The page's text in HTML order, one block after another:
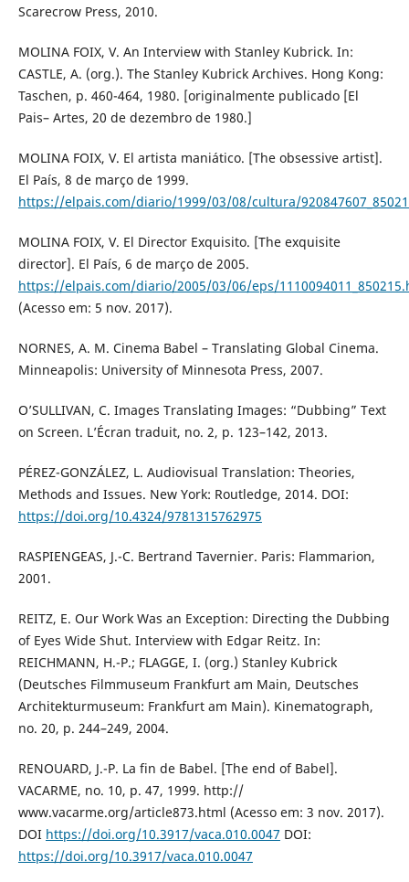
Scarecrow Press, 2010.
MOLINA FOIX, V. An Interview with Stanley Kubrick. In:
CASTLE, A. (org.). The Stanley Kubrick Archives. Hong Kong:
Taschen, p. 460-464, 1980. [originalmente publicado [El
Pais– Artes, 20 de dezembro de 1980.]
MOLINA FOIX, V. El artista maniático. [The obsessive artist].
El País, 8 de março de 1999.
https://elpais.com/diario/1999/03/08/cultura/
MOLINA FOIX, V. El Director Exquisito. [The exquisite
director]. El País, 6 de março de 2005.
https://elpais.com/diario/2005/03/06/eps/
(Acesso em: 5 nov. 2017).
NORNES, A. M. Cinema Babel – Translating Global Cinema.
Minneapolis: University of Minnesota Press, 2007.
O’SULLIVAN, C. Images Translating Images: “Dubbing” Text
on Screen. L’Écran traduit, no. 2, p. 123–142, 2013.
PÉREZ-GONZÁLEZ, L. Audiovisual Translation: Theories,
Methods and Issues. New York: Routledge, 2014. DOI:
https://doi.org/10.4324/9781315762975
RASPIENGEAS, J.-C. Bertrand Tavernier. Paris: Flammarion,
2001.
REITZ, E. Our Work Was an Exception: Directing the Dubbing
of Eyes Wide Shut. Interview with Edgar Reitz. In:
REICHMANN, H.-P.; FLAGGE, I. (org.) Stanley Kubrick
(Deutsches Filmmuseum Frankfurt am Main, Deutsches
Architekturmuseum: Frankfurt am Main). Kinematograph,
no. 20, p. 244–249, 2004.
RENOUARD, J.-P. La fin de Babel. [The end of Babel].
VACARME, no. 10, p. 47, 1999. http://
www.vacarme.org/article873.html (Acesso em: 3 nov. 2017).
DOI https://doi.org/10.3917/vaca.010.0047 DOI:
https://doi.org/10.3917/vaca.010.0047